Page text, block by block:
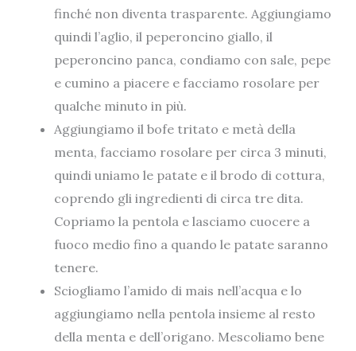
finché non diventa trasparente. Aggiungiamo
quindi l’aglio, il peperoncino giallo, il
peperoncino panca, condiamo con sale, pepe
e cumino a piacere e facciamo rosolare per
qualche minuto in più.
Aggiungiamo il bofe tritato e metà della
menta, facciamo rosolare per circa 3 minuti,
quindi uniamo le patate e il brodo di cottura,
coprendo gli ingredienti di circa tre dita.
Copriamo la pentola e lasciamo cuocere a
fuoco medio fino a quando le patate saranno
tenere.
Sciogliamo l’amido di mais nell’acqua e lo
aggiungiamo nella pentola insieme al resto
della menta e dell’origano. Mescoliamo bene